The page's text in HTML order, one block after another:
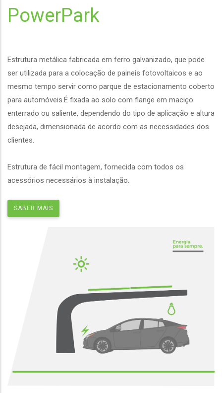
PowerPark
Estrutura metálica fabricada em ferro galvanizado, que pode
ser utilizada para a colocação de paineis fotovoltaicos e ao
mesmo tempo servir como parque de estacionamento coberto
para automóveis.É fixada ao solo com flange em maciço
enterrado ou saliente, dependendo do tipo de aplicação e altura
desejada, dimensionada de acordo com as necessidades dos
clientes.
Estrutura de fácil montagem, fornecida com todos os
acessórios necessários à instalação.
SABER MAIS